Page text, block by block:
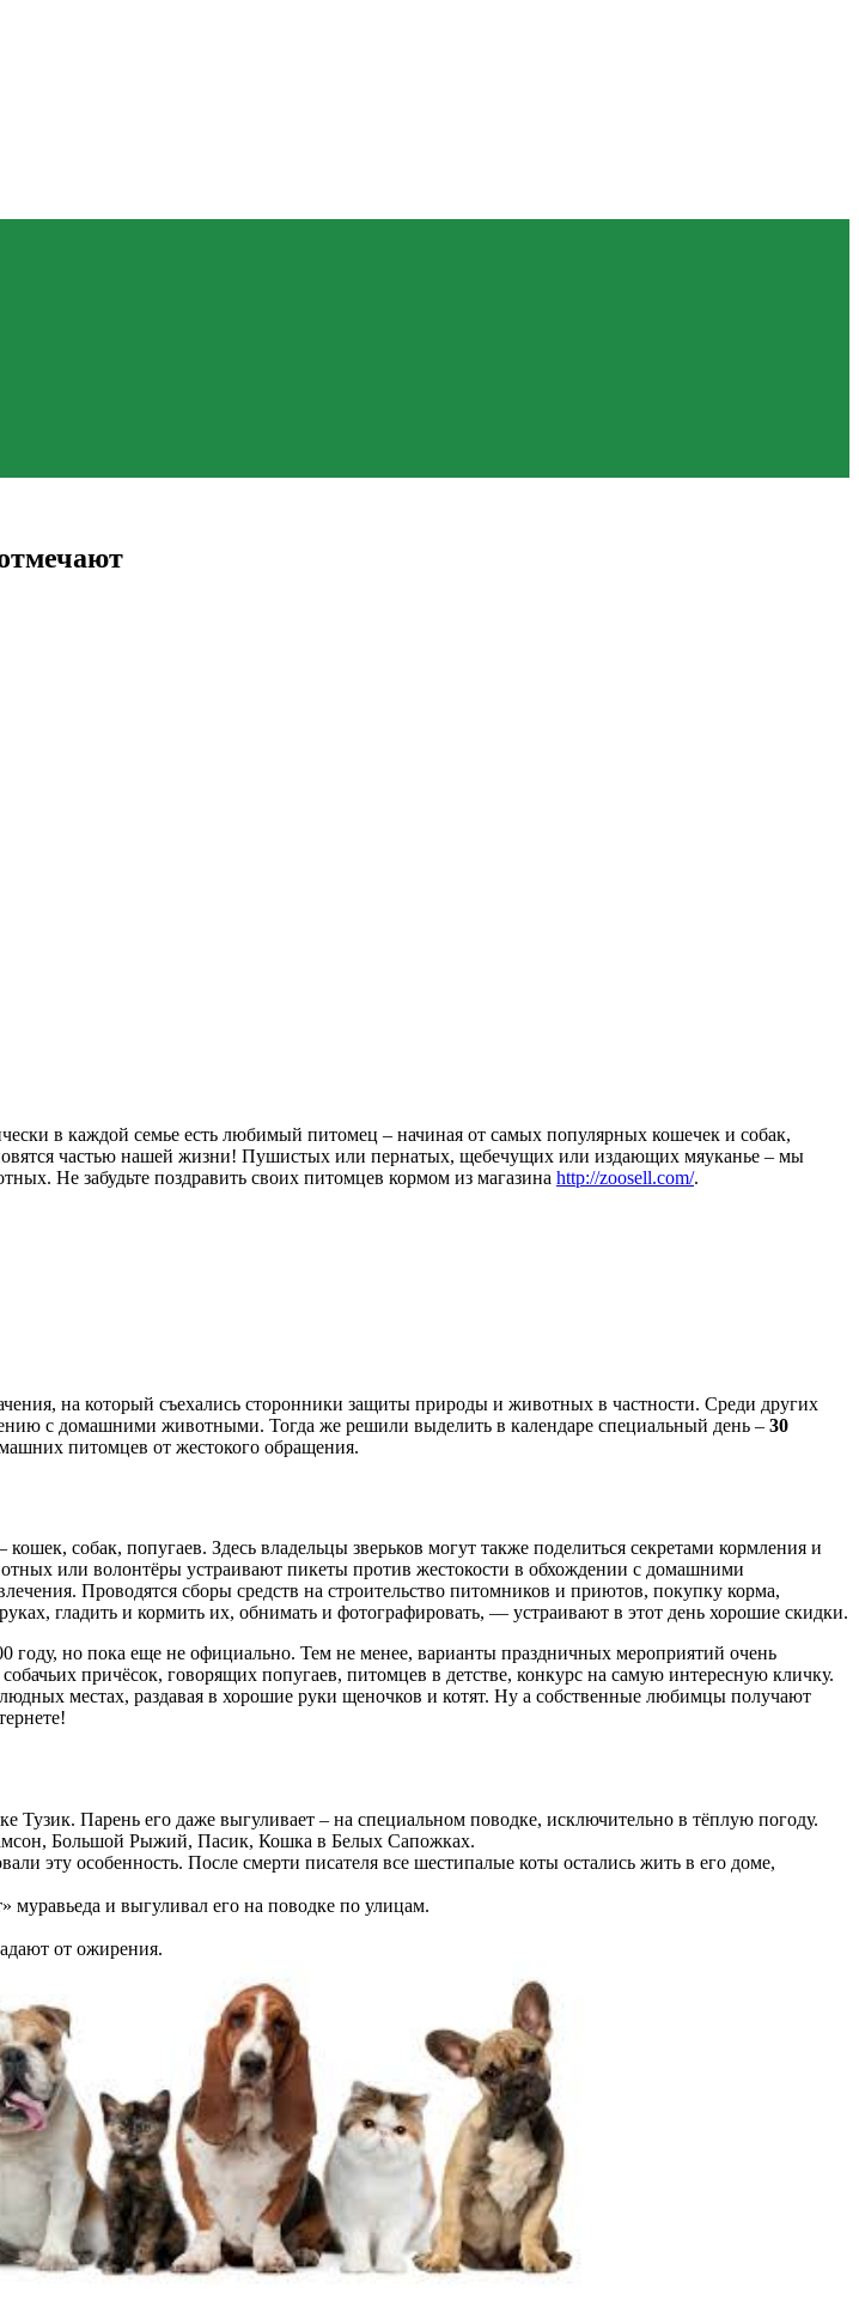
в каждой семье есть любимый питомец – начиная от самых популярных кошечек и собак,
частью нашей жизни! Пушистых или пернатых, щебечущих или издающих мяуканье – мы
Не забудьте поздравить своих питомцев кормом из магазина http://zoosell.com/.
на который съехались сторонники защиты природы и животных в частности. Среди других
с домашними животными. Тогда же решили выделить в календаре специальный день – 30
питомцев от жестокого обращения.
собак, попугаев. Здесь владельцы зверьков могут также поделиться секретами кормления и
или волонтёры устраивают пикеты против жестокости в обхождении с домашними
Проводятся сборы средств на строительство питомников и приютов, покупку корма,
гладить и кормить их, обнимать и фотографировать, — устраивают в этот день хорошие скидки.
году, но пока еще не официально. Тем не менее, варианты праздничных мероприятий очень
причёсок, говорящих попугаев, питомцев в детстве, конкурс на самую интересную кличку.
местах, раздавая в хорошие руки щеночков и котят. Ну а собственные любимцы получают
Парень его даже выгуливает – на специальном поводке, исключительно в тёплую погоду.
Большой Рыжий, Пасик, Кошка в Белых Сапожках.
эту особенность. После смерти писателя все шестипалые коты остались жить в его доме,
и выгуливал его на поводке по улицам.
от ожирения.